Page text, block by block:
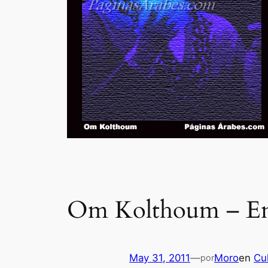
Om Kolthoum –
May 31, 2011—porMoroen